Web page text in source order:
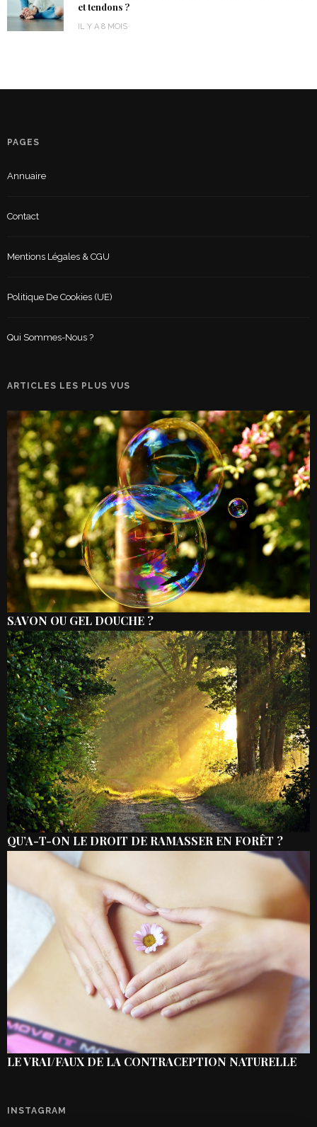
et tendons ?
IL Y A 8 MOIS
PAGES
Annuaire
Contact
Mentions Légales & CGU
Politique De Cookies (UE)
Qui Sommes-Nous ?
ARTICLES LES PLUS VUS
SAVON OU GEL DOUCHE ?
QU’A-T-ON LE DROIT DE RAMASSER EN FORÊT ?
LE VRAI/FAUX DE LA CONTRACEPTION NATURELLE
INSTAGRAM